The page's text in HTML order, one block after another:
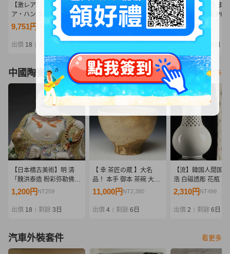
【激レア】ワンピース ボ
ア・ハンコック セラフィ
ムVer. 1/4 GK ガレージキ
ット フィギュア 樹脂スタ
チュー 龍×POP Studio
9,751円 NT2,110
出價 18 6日
一番くじ ワンピース エル
バフ編 D賞 ブロギー
MASTERLISE EXPIECE
フィギュア
10,500円NT2,272
1円～ 売り切り ま
り 未使用 ONE
ンピース フィギュ
種 11点セット ルフ
ョッパー 他 インテ
510円 NT110
中國陶瓷器 看更多
【日本橋古美術】明 清
「魏洪泰造 粉彩弥勒佛坐
像 佛像 」重量2888g 粉
れ 花器
1,200円 NT259
出價 18 剩餘 3日
【 幸 茶匠の蔵 】大名
品！ 本手 御本 茶碗 大納
言 日野資枝箱◆当店保証
言葉』
11,000円 NT2,380
出價 4 剩餘 6日
【流】韓国人間国
浩 白磁透彫 花瓶 高
共箱 HF081
2,310円 NT499
出價 2 剩餘 6日
汽車外裝套件 看更多